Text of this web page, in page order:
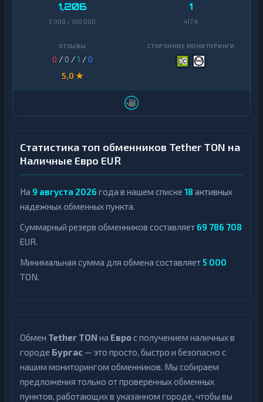
1,206
5 000 / 100 000
1
417 K
0 / 0 /1 /0
5,0 ★
Статистика топ обменников Tether TON на
Наличные Евро EUR
На 9 августа 2026 года в нашем списке 18 активных
надежных обменных пункта.
Суммарный резерв обменников составляет 69 786 708
EUR.
Минимальная сумма для обмена составляет5 000
TON.
Обмен Tether TON на Еврос получением наличных в
городе Бургас — это просто, быстро и безопасно с
нашим мониторингом обменников. Мы собираем
предложения только от проверенных обменных
пунктов, работающих в указанном городе, чтобы вы